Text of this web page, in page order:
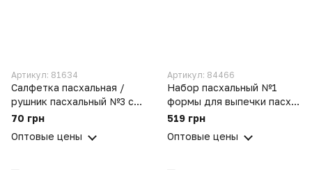
Артикул: 81634
Салфетка пасхальная /
рушник пасхальный №3 с
блестками
70 грн
Оптовые цены
Артикул: 84466
Набор пасхальный №1
формы для выпечки пасхи
и сырной паски 10 лент
пасхальная
519 грн
Оптовые цены